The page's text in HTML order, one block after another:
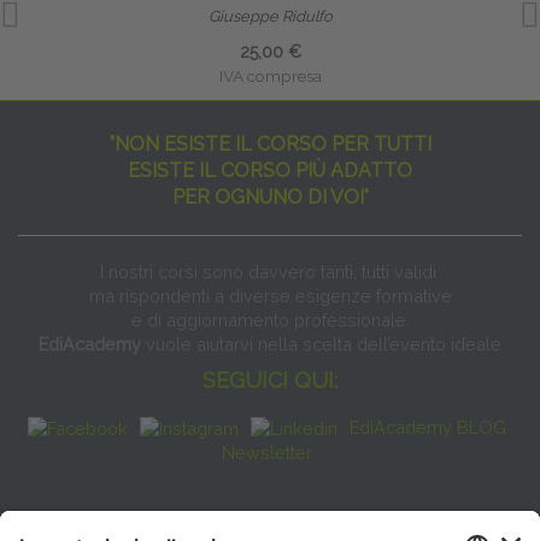
Giuseppe Ridulfo
25,00 €
IVA compresa
"NON ESISTE IL CORSO PER TUTTI
ESISTE IL CORSO PIÙ ADATTO
PER OGNUNO DI VOI"
I nostri corsi sono davvero tanti, tutti validi
ma rispondenti a diverse esigenze formative
e di aggiornamento professionale.
EdiAcademy vuole aiutarvi nella scelta dell’evento ideale
SEGUICI QUI:
EdiAcademy BLOG
Newsletter